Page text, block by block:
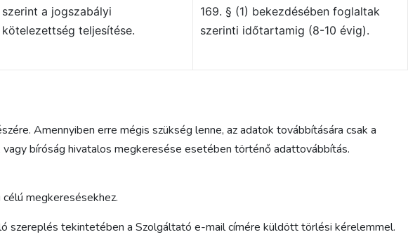
szerint a jogszabályi
kötelezettség teljesítése.
169. § (1) bekezdésében foglaltak
szerinti időtartamig (8-10 évig).
Amennyiben erre mégis szükség lenne, az adatok továbbítására csak a
bíróság hivatalos megkeresése esetében történő adattovábbítás.
megkeresésekhez.
szereplés tekintetében a Szolgáltató e-mail címére küldött törlési kérelemmel.